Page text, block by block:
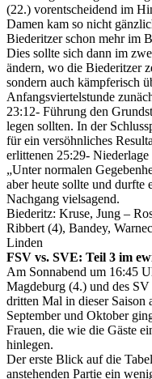
(22.) vorentscheidend im
Damen kam so nicht
Biederitzer schon mehr im
Dies sollte sich dann im
ändern, wo die Biederitzer
sondern auch kämpferisch
Anfangsviertelstunde
23:12- Führung den
legen sollten. In der
für ein versöhnliches
erlittenen 25:29-
„Unter normalen
aber heute sollte und durfte
Nachgang vielsagend.
Biederitz: Kruse, Jung –
Ribbert (4), Bandey,
Linden
FSV vs. SVE: Teil 3 im
Am Sonnabend um 16:45
Magdeburg (4.) und des
dritten Mal in dieser Saison
September und Oktober
Frauen, die wie die Gäste
hinlegen.
Der erste Blick auf die
anstehenden Partie ein